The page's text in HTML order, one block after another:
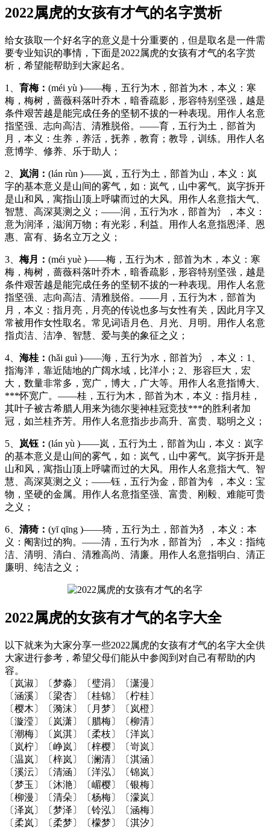
2022属虎的女孩有才气的名字赏析
给女孩取一个好名字的意义是十分重要的，但是取名是一件需
要专业知识的事情，下面是2022属虎的女孩有才气的名字赏
析，希望能帮助到大家起名。
1、 育梅： (méi yù )——梅，五行为木，部首为木，本义：寒
梅，梅树，蔷薇科落叶乔木，暗香疏影，形容特别坚强，越是
条件艰苦越是能完成任务的坚韧不拔的一种表现。用作人名意
指坚强、志向高洁、清雅脱俗。——育，五行为土，部首为
月，本义：生养，养活，抚养，教育；教导，训练。用作人名
意博学、修养、乐于助人；
2、 岚润： (lán rùn )——岚，五行为土，部首为山，本义：岚
字的基本意义是山间的雾气，如：岚气，山中雾气。岚字拆开
是山和风，寓指山顶上呼啸而过的大风。用作人名意指大气、
智慧、高深莫测之义；——润，五行为水，部首为氵，本义：
意为润泽，滋润万物；有光彩，利益。用作人名意指恩泽、恩
惠、富有、扬名立万之义；
3、 梅月： (méi yuè )——梅，五行为木，部首为木，本义：寒
梅，梅树，蔷薇科落叶乔木，暗香疏影，形容特别坚强，越是
条件艰苦越是能完成任务的坚韧不拔的一种表现。用作人名意
指坚强、志向高洁、清雅脱俗。——月，五行为木，部首为
月，本义：指月亮，月亮的传说也多与女性有关，因此月字又
常被用作女性取名。常见词语月色、月光、月明。用作人名意
指贞洁、洁净、智慧、爱与美的象征之义；
4、 海桂： (hǎi guì )——海，五行为水，部首为氵，本义：1、
指海洋，靠近陆地的广阔水域，比洋小；2、形容巨大，宏
大，数量非常多，宽广，博大，广大等。用作人名意指博大、
***怀宽广。——桂，五行为木，部首为木，本义：指月桂，
其叶子被古希腊人用来为德尔斐神桂冠竞技***的胜利者加
冠，如兰桂齐芳。用作人名意指步步高升、富贵、聪明之义；
5、 岚钰： (lán yù )——岚，五行为土，部首为山，本义：岚字
的基本意义是山间的雾气，如：岚气，山中雾气。岚字拆开是
山和风，寓指山顶上呼啸而过的大风。用作人名意指大气、智
慧、高深莫测之义；——钰，五行为金，部首为钅，本义：宝
物，坚硬的金属。用作人名意指坚强、富贵、刚毅、难能可贵
之义；
6、 清猗： (yī qīng )——猗，五行为土，部首为犭，本义：本
义：阉割过的狗。——清，五行为水，部首为氵，本义：指纯
洁、清明、清白、清雅高尚、清廉。用作人名意指明白、清正
廉明、纯洁之义；
2022属虎的女孩有才气的名字大全
以下就来为大家分享一些2022属虎的女孩有才气的名字大全供
大家进行参考，希望父母们能从中参阅到对自己有帮助的内
容。
〔岚淑〕〔梦淼〕〔璧涓〕〔潇漫〕
〔涵溪〕〔梁杏〕〔桂锦〕〔柠桂〕
〔樱木〕〔漪沫〕〔月梦〕〔岚橙〕
〔漩滢〕〔岚潇〕〔腊梅〕〔柳清〕
〔潮梅〕〔岚淇〕〔柔枝〕〔洋岚〕
〔岚柠〕〔峥岚〕〔梓樱〕〔岢岚〕
〔温岚〕〔梓岚〕〔澜清〕〔淇涵〕
〔溪沄〕〔清涵〕〔洋泓〕〔锦岚〕
〔梦玉〕〔沐滟〕〔嵋樱〕〔银梅〕
〔柳漫〕〔清朵〕〔杨梅〕〔濛岚〕
〔泽岚〕〔梦泽〕〔铃泓〕〔涵梅〕
〔柔岚〕〔柔梦〕〔檬梦〕〔淇汐〕